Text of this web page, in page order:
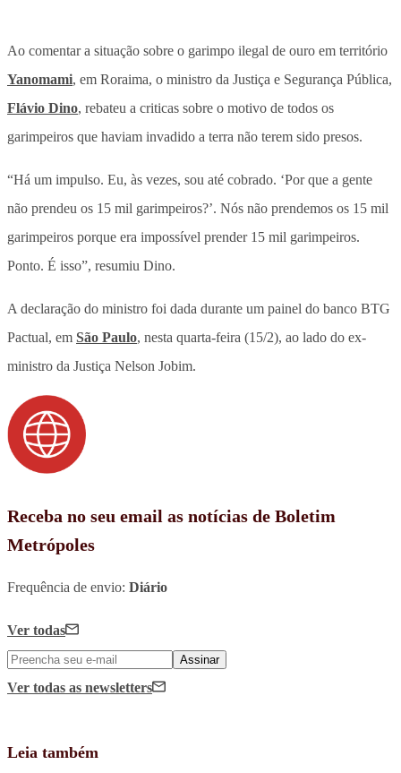
Ao comentar a situação sobre o garimpo ilegal de ouro em território
Yanomami, em Roraima, o ministro da Justiça e Segurança Pública,
Flávio Dino, rebateu a criticas sobre o motivo de todos os
garimpeiros que haviam invadido a terra não terem sido presos.
“Há um impulso. Eu, às vezes, sou até cobrado. ‘Por que a gente
não prendeu os 15 mil garimpeiros?’. Nós não prendemos os 15 mil
garimpeiros porque era impossível prender 15 mil garimpeiros.
Ponto. É isso”, resumiu Dino.
A declaração do ministro foi dada durante um painel do banco BTG
Pactual, em São Paulo, nesta quarta-feira (15/2), ao lado do ex-
ministro da Justiça Nelson Jobim.
Receba no seu email as notícias de Boletim
Metrópoles
Frequência de envio: Diário
Ver todas
Assinar
Ver todas as newsletters
Leia também